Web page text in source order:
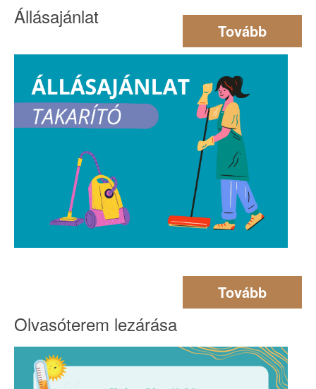
Tovább
Állásajánlat
Tovább
Olvasóterem lezárása